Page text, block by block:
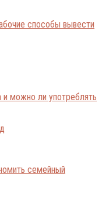
способы вывести
можно ли употреблять
семейный